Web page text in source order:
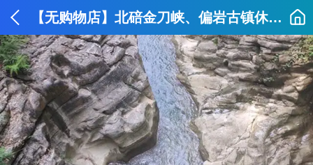
【无购物店】北碚金刀峡、偏岩古镇休闲一日游